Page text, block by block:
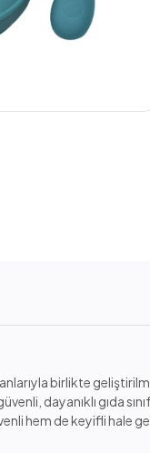
birlikte
dayanıklı gıda
hem de keyifli hale